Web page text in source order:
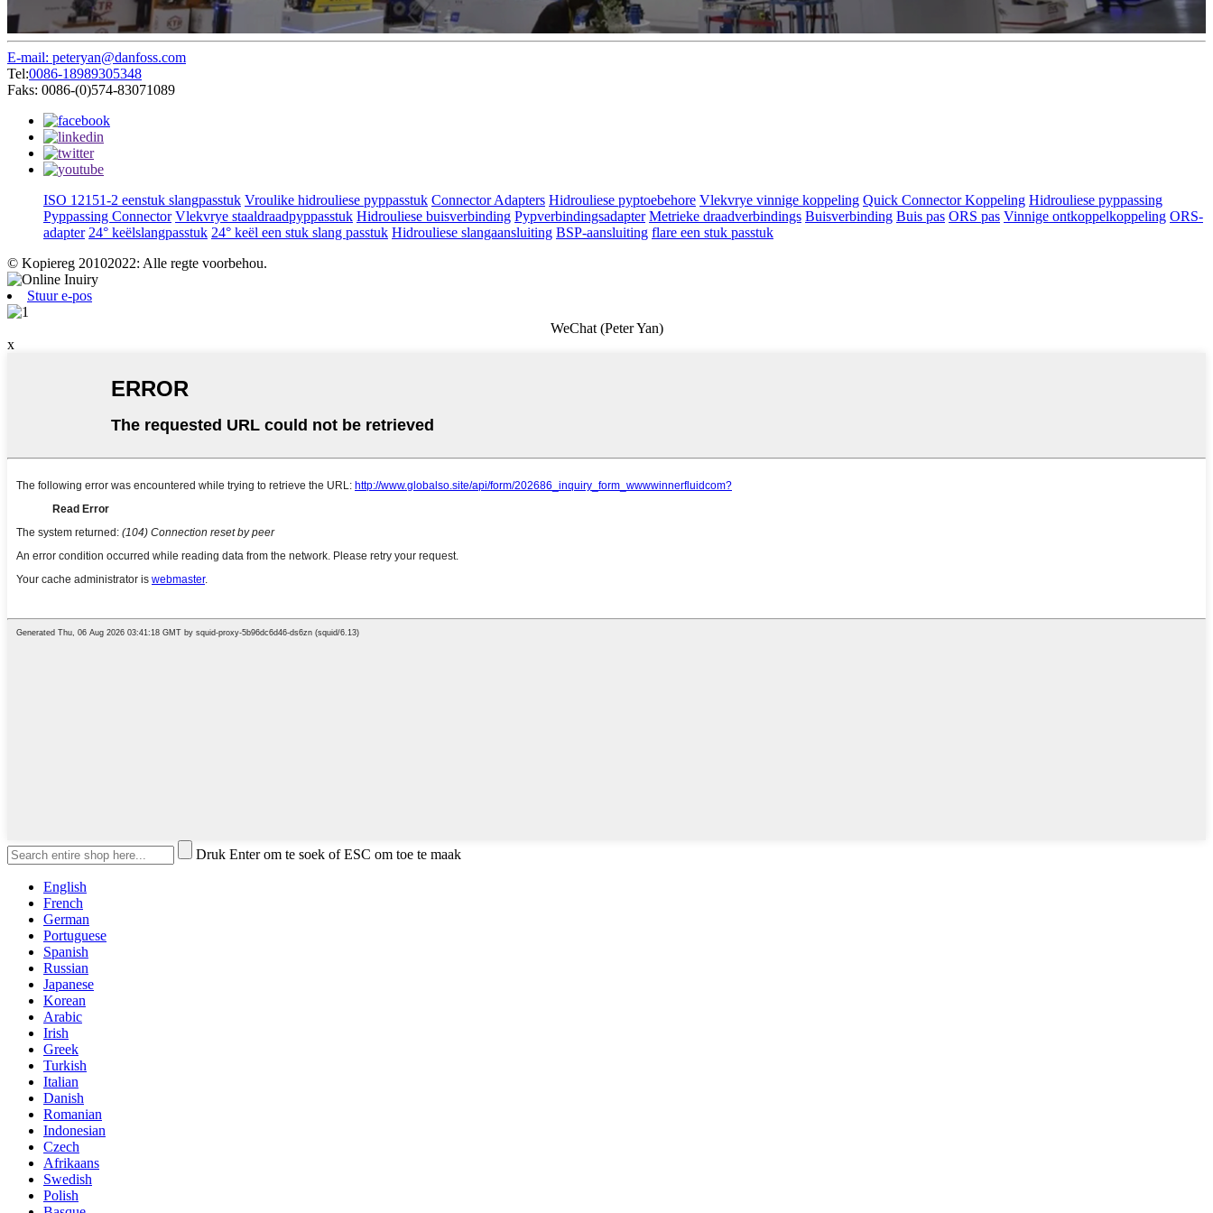
E-mail: peteryan@danfoss.com
Tel:0086-18989305348
Faks: 0086-(0)574-83071089
ISO 12151-2 eenstuk slangpasstuk Vroulike hidrouliese pyppasstuk Connector Adapters Hidrouliese pyptoebehore Vlekvrye vinnige koppeling Quick Connector Koppeling Hidrouliese pyppassing
Pyppassing Connector Vlekvrye staaldraadpyppasstuk Hidrouliese buisverbinding Pypverbindingsadapter Metrieke draadverbindings Buisverbinding Buis pas ORS pas Vinnige ontkoppelkoppeling ORS-
adapter 24° keëlslangpasstuk 24° keël een stuk slang passtuk Hidrouliese slangaansluiting BSP-aansluiting flare een stuk passtuk
© Kopiereg 20102022: Alle regte voorbehou.
Stuur e-pos
WeChat (Peter Yan)
x
Druk Enter om te soek of ESC om toe te maak
English
French
German
Portuguese
Spanish
Russian
Japanese
Korean
Arabic
Irish
Greek
Turkish
Italian
Danish
Romanian
Indonesian
Czech
Afrikaans
Swedish
Polish